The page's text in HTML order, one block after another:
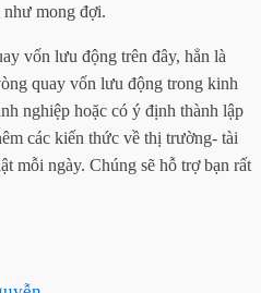
mong đợi.
vốn lưu động trên đây, hẳn là
quay vốn lưu động trong kinh
nghiệp hoặc có ý định thành lập
các kiến thức về thị trường- tài
mỗi ngày. Chúng sẽ hỗ trợ bạn rất